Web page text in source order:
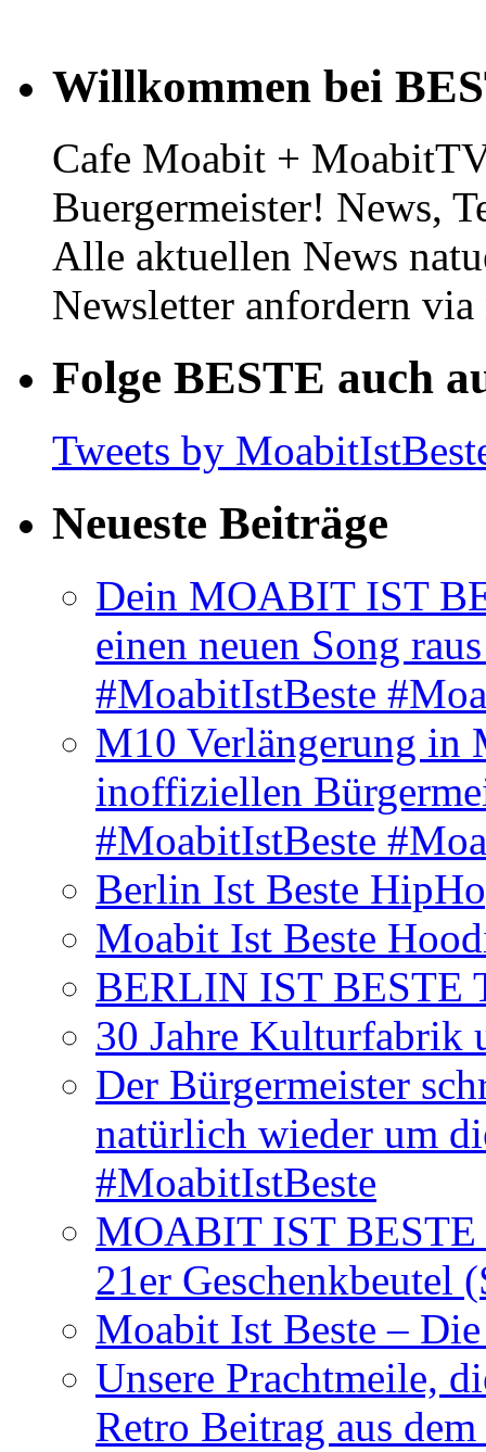
Willkommen bei
Cafe Moabit +
Buergermeister! News,
Alle aktuellen News
Newsletter anfordern
Folge BESTE auch
Tweets by
Neueste Beiträge
Dein MOABIT IST
einen neuen Song
#MoabitIstBeste
M10 Verlängerung in
inoffiziellen
#MoabitIstBeste
Berlin Ist Beste
Moabit Ist Beste
BERLIN IST BESTE
30 Jahre Kulturfabrik
Der Bürgermeister
natürlich wieder um
#MoabitIstBeste
MOABIT IST BESTE
21er Geschenkbeutel
Moabit Ist Beste –
Unsere Prachtmeile,
Retro Beitrag aus